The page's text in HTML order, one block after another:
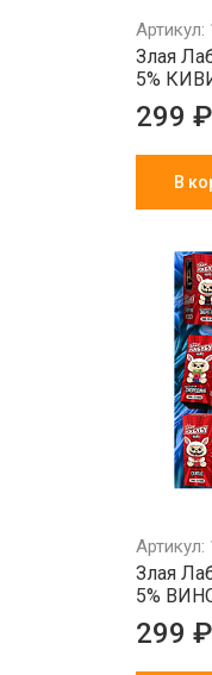
Артикул:
Злая
5%
299 ₽
В
Артикул:
Злая
5%
299 ₽